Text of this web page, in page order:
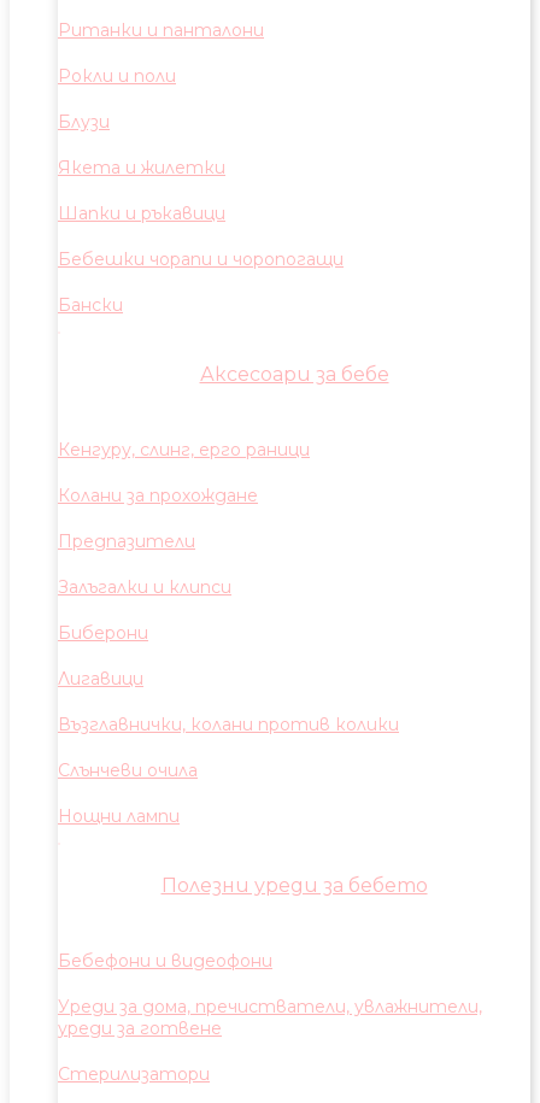
Ританки и панталони
Рокли и поли
Блузи
Якета и жилетки
Шапки и ръкавици
Бебешки чорапи и чоропогащи
Бански
Аксесоари за бебе
Кенгуру, слинг, ерго раници
Колани за прохождане
Предпазители
Залъгалки и клипси
Биберони
Лигавици
Възглавнички, колани против колики
Слънчеви очила
Нощни лампи
Полезни уреди за бебето
Бебефони и видеофони
Уреди за дома, пречистватели, увлажнители,
уреди за готвене
Стерилизатори